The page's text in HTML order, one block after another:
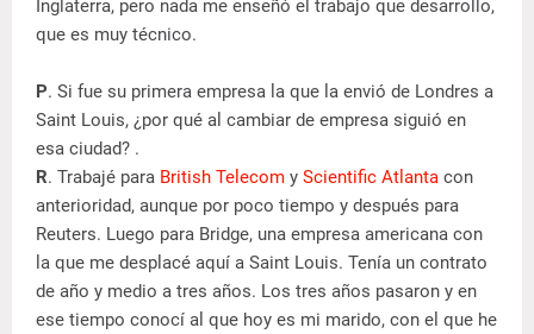
Inglaterra, pero nada me enseñó el trabajo que desarrollo,
que es muy técnico.
P. Si fue su primera empresa la que la envió de Londres a
Saint Louis, ¿por qué al cambiar de empresa siguió en
esa ciudad? .
R. Trabajé para British Telecom y Scientific Atlanta con
anterioridad, aunque por poco tiempo y después para
Reuters. Luego para Bridge, una empresa americana con
la que me desplacé aquí a Saint Louis. Tenía un contrato
de año y medio a tres años. Los tres años pasaron y en
ese tiempo conocí al que hoy es mi marido, con el que he